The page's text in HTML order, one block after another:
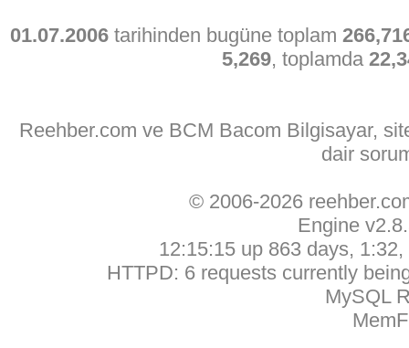
01.07.2006 tarihinden bugüne toplam
5,269, toplamda
Reehber.com ve BCM Bacom Bilgisayar,
dair
© 2006-2026
Engine
12:15:15 up 863 days,
HTTPD: 6 requests currently
MySQL